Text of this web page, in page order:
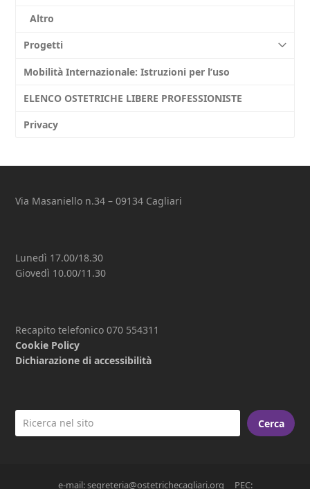
Altro
Progetti
Mobilità Internazionale: Istruzioni per l’uso
ELENCO OSTETRICHE LIBERE PROFESSIONISTE
Privacy
Via Masaniello n.34 – 09134 Cagliari
Lunedì 17.00/18.30
Giovedì 10.00/11.30
Recapito telefonico 070 554311
Cookie Policy
Dichiarazione di accessibilità
Cerca
e-mail: segreteria@ostetrichecagliari.org PEC: